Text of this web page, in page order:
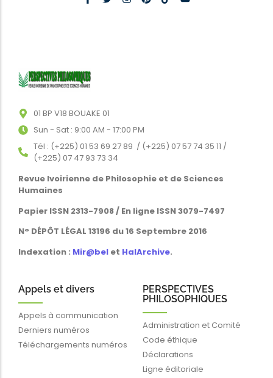
01 BP V18 BOUAKE 01
Sun - Sat : 9:00 AM - 17:00 PM
Tél : (+225) 01 53 69 27 89 / (+225) 07 57 74 35 11 /
(+225) 07 47 93 73 34
Revue Ivoirienne de Philosophie et de Sciences
Humaines
Papier ISSN 2313-7908 / En ligne ISSN 3079-7497
N° DÉPÔT LÉGAL 13196 du 16 Septembre 2016
Indexation : Mir@bel et HalArchive.
Appels et divers
Appels à communication
Derniers numéros
Téléchargements numéros
PERSPECTIVES
PHILOSOPHIQUES
Administration et Comité
Code éthique
Déclarations
Ligne éditoriale